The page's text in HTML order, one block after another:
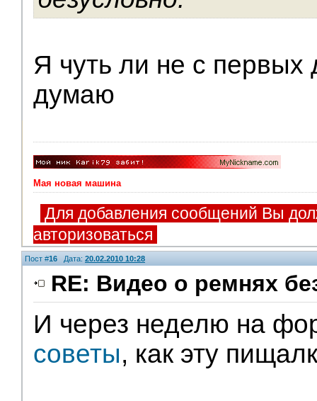
Я чуть ли не с первых
думаю
Мая новая машина
Для добавления сообщений Вы
авторизоваться
Пост #16 Дата: 20.02.2010 10:28
RE: Видео о ремнях
И через неделю на
советы, как эту